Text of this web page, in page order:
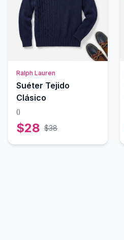
Ralph Lauren
Suéter Tejido
Clásico
()
$28 $38